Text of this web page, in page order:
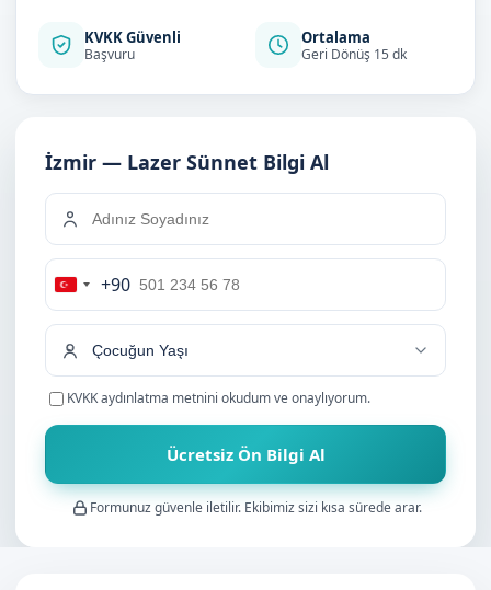
KVKK Güvenli
Başvuru
Ortalama
Geri Dönüş 15 dk
İzmir — Lazer Sünnet Bilgi Al
Turkey
+90
+90
KVKK aydınlatma metnini okudum ve onaylıyorum.
Ücretsiz Ön Bilgi Al
Formunuz güvenle iletilir. Ekibimiz sizi kısa sürede arar.